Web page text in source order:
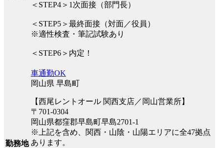
＜STEP4＞1次面接（部門長）
＜STEP5＞最終面接（対面／役員）
※適性検査・筆記試験あり
＜STEP6＞内定！
勤務地
車通勤OK
岡山県 早島町
【西尾レントオール 関西支店／岡山営業所】
〒701-0304
岡山県都窪郡早島町早島2701-1
※上記を含め、関西・山陰・山陽エリアに全47拠点
あります。